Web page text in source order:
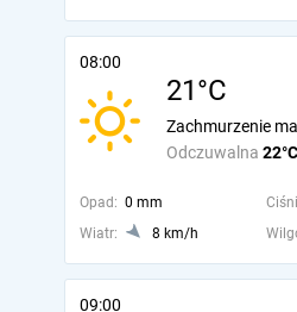
08:00
21°C
Odczuwalna 22°C
Zachmurzenie
Opad: 0 mm
Wiatr:
8 km/h
09:00